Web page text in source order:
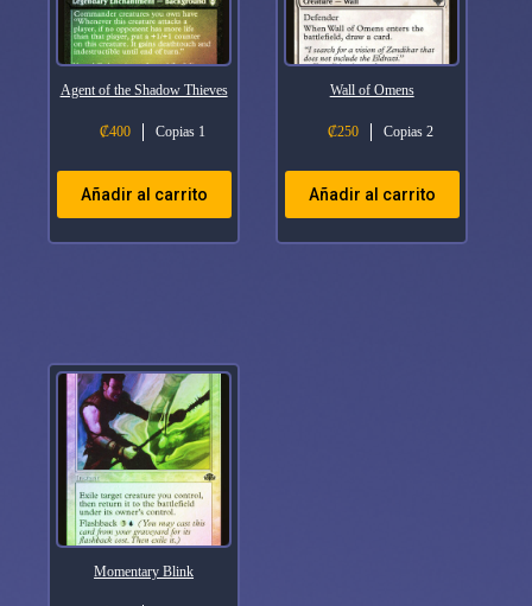
Agent of the Shadow Thieves
₡400 Copias 1
Añadir al carrito
Wall of Omens
₡250 Copias 2
Añadir al carrito
Momentary Blink